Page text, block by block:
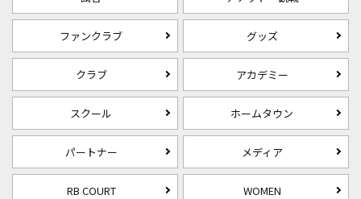
ファンクラブ グッズ
クラブ アカデミー
スクール ホームタウン
パートナー メディア
RB COURT WOMEN